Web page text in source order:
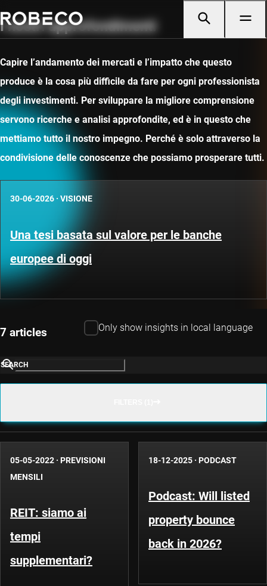
I nostri approfondimenti
Capire l’andamento dei mercati e l’impatto che questo
produce è la cosa più difficile da fare per ogni professionista
degli investimenti. Per sviluppare la migliore comprensione
servono ricerche e analisi approfondite, ed è in questo che
mettiamo tutto il nostro impegno. Perché è solo attraverso la
condivisione delle conoscenze che possiamo prosperare tutti.
30-06-2026 · VISIONE
Una tesi basata sul valore per le banche
europee di oggi
7 articles Only show insights in local language
SEARCH
05-05-2022 · PREVISIONI
MENSILI
REIT: siamo ai
tempi
supplementari?
18-12-2025 · PODCAST
Podcast: Will listed
property bounce
back in 2026?